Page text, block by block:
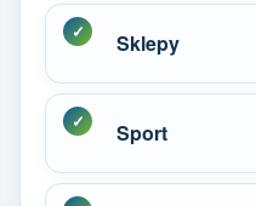
Sklepy
Sport